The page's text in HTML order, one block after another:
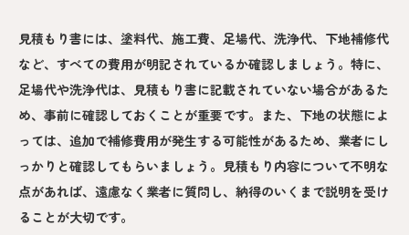
見積もり書には、塗料代、施工費、足場代、洗浄代、下地補修代
など、すべての費用が明記されているか確認しましょう。特に、
足場代や洗浄代は、見積もり書に記載されていない場合があるた
め、事前に確認しておくことが重要です。また、下地の状態によ
っては、追加で補修費用が発生する可能性があるため、業者にし
っかりと確認してもらいましょう。見積もり内容について不明な
点があれば、遠慮なく業者に質問し、納得のいくまで説明を受け
ることが大切です。